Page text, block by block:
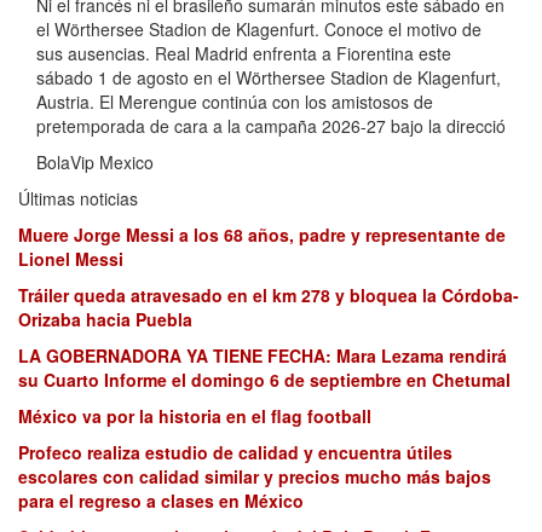
Ni el francés ni el brasileño sumarán minutos este sábado en
el Wörthersee Stadion de Klagenfurt. Conoce el motivo de
sus ausencias. Real Madrid enfrenta a Fiorentina este
sábado 1 de agosto en el Wörthersee Stadion de Klagenfurt,
Austria. El Merengue continúa con los amistosos de
pretemporada de cara a la campaña 2026-27 bajo la direcció
BolaVip Mexico
Últimas noticias
Muere Jorge Messi a los 68 años, padre y representante de
Lionel Messi
Tráiler queda atravesado en el km 278 y bloquea la Córdoba-
Orizaba hacia Puebla
LA GOBERNADORA YA TIENE FECHA: Mara Lezama rendirá
su Cuarto Informe el domingo 6 de septiembre en Chetumal
México va por la historia en el flag football
Profeco realiza estudio de calidad y encuentra útiles
escolares con calidad similar y precios mucho más bajos
para el regreso a clases en México